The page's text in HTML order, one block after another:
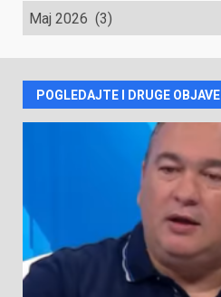
ARHIVA
VIJESTI
POGLEDAJTE I DRUGE OBJAVE